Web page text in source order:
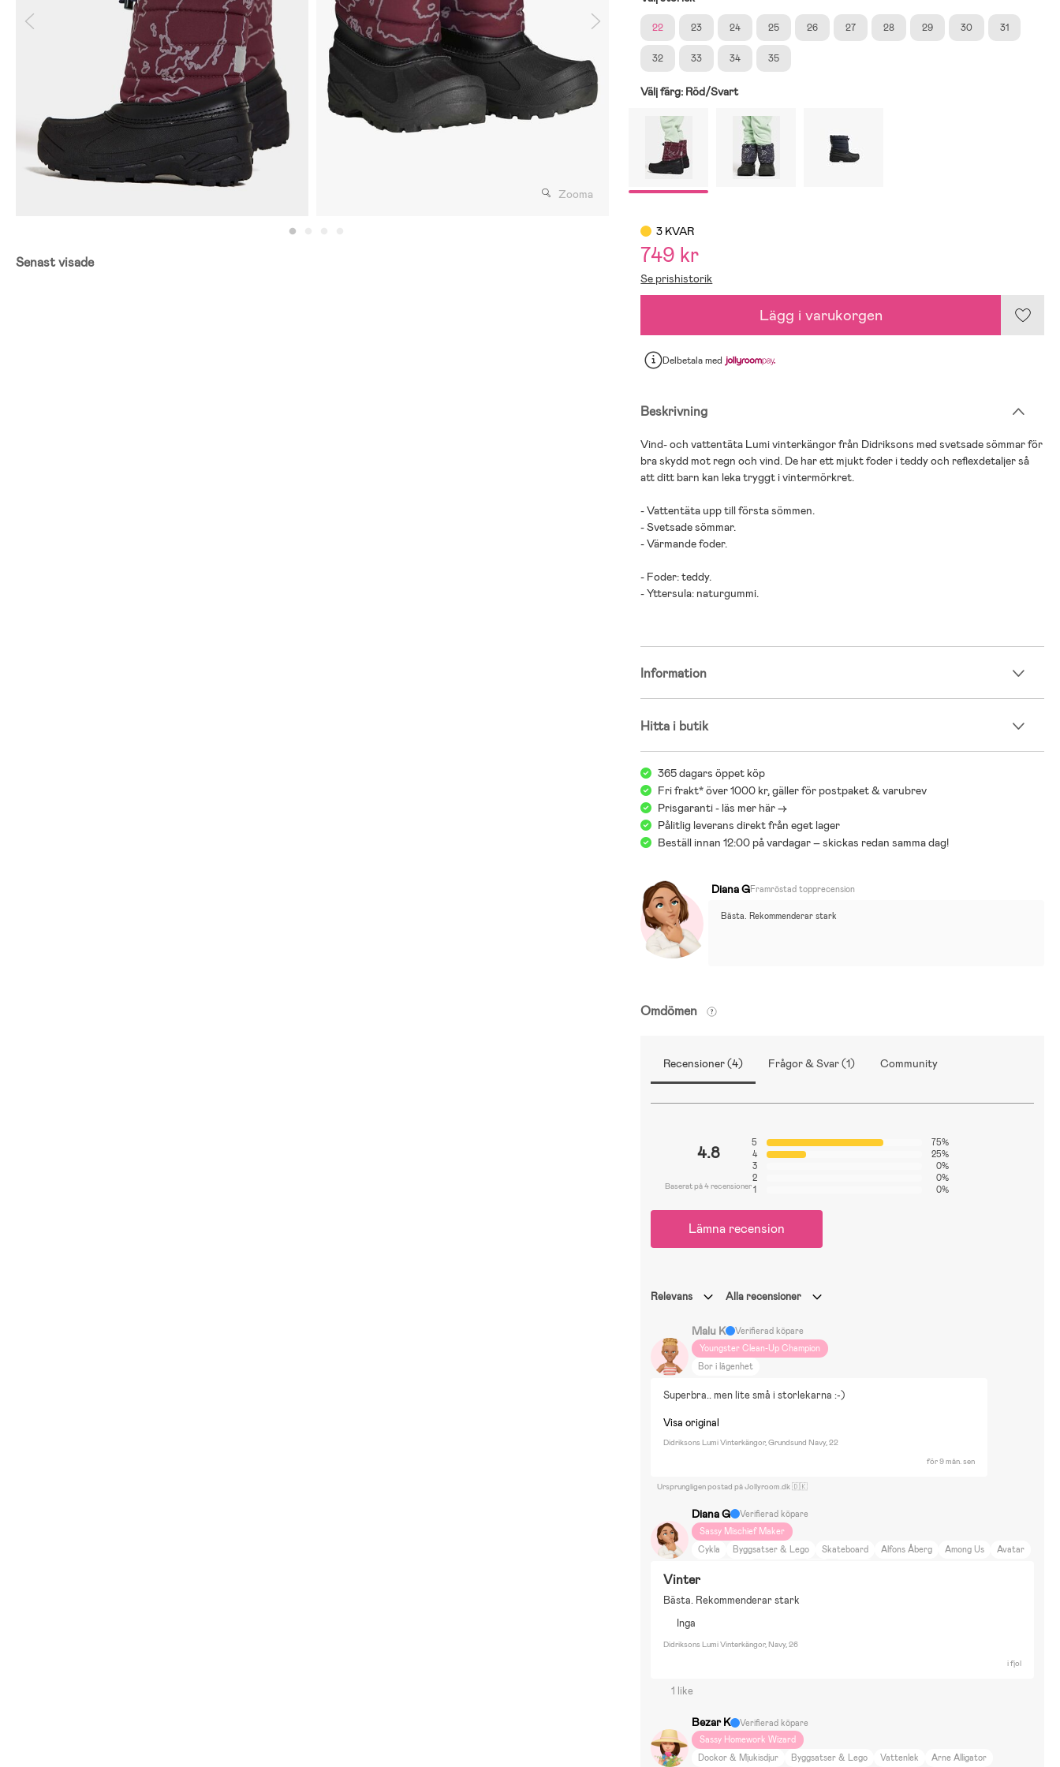
Zooma
Senast visade
22 23 24 25 26 27 28 29 30 31
32 33 34 35
Välj färg: Röd/Svart
3 KVAR
749 kr
Se prishistorik
Lägg i varukorgen
Delbetalamed
Beskrivning
Vind- och vattentäta Lumi vinterkängor från Didriksons med svetsade sömmar för
bra skydd mot regn och vind. De har ett mjukt foder i teddy och reflexdetaljer så
att ditt barn kan leka tryggt i vintermörkret.
- Vattentäta upp till första sömmen.
- Svetsade sömmar.
- Värmande foder.
- Foder: teddy.
- Yttersula: naturgummi.
Information
Hitta i butik
365 dagars öppet köp
Fri frakt* över 1000 kr, gäller för postpaket & varubrev
Prisgaranti - läs mer här ->
Pålitlig leverans direkt från eget lager
Beställ innan 12:00 på vardagar – skickas redan samma dag!
Diana GFramröstad topprecension
Bästa. Rekommenderar stark
Omdömen
Recensioner (4) Frågor & Svar (1) Community
4.8
Baserat på 4 recensioner
5
75%
4
25%
3
0%
2
0%
1
0%
Lämna recension
Relevans Alla recensioner
Malu K
Verifierad köpare
Youngster Clean-Up Champion
Bor i lägenhet
Superbra.. men lite små i storlekarna :-)
Visa original
Didriksons Lumi Vinterkängor, Grundsund Navy, 22
för 9 mån. sen
Ursprungligen postad på Jollyroom.dk 🇩🇰
Diana G
Verifierad köpare
Sassy Mischief Maker
Cykla
Byggsatser & Lego Skateboard Alfons Åberg Among Us
Avatar
Vinter
Bästa. Rekommenderar stark
Inga
Didriksons Lumi Vinterkängor, Navy, 26
i fjol
1 like
Bezar K
Verifierad köpare
Sassy Homework Wizard
Dockor & Mjukisdjur
Byggsatser & Lego Vattenlek
Arne Alligator